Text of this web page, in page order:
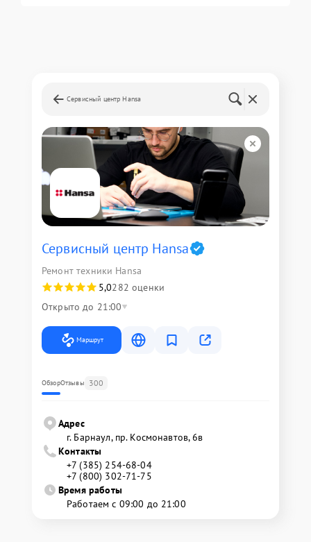
Сервисный центр Hansa
Сервисный центр Hansa
Ремонт техники Hansa
5,0282 оценки
Открыто до 21:00
Маршрут
ОбзорОтзывы 300
Адрес
г. Барнаул, ​пр. Космонавтов, 6в
Контакты
+7 (385) 254-68-04
+7 (800) 302-71-75
Время работы
Работаем с 09:00 до 21:00